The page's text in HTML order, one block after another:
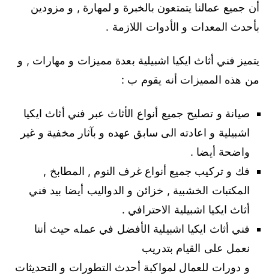
أن جميع عمالنا يتمتعون بالخبرة و لمهارة , و مزودين
بأحدث المعدات و الأدوات اللازمة .
يتميز فني أثاث ايكيا اشبيلية بعدة مميزات و مهارات , و
من هذه المميزات أنه يقوم ب :
صيانة و تصليح جميع أنواع الأثاث عبر فني أثاث ايكيا
اشبيلية و اعادته الى سابق عهده و بآثار مخفية و غير
واضحة أيضا .
فك و تركيب جميع أنواع غرف النوم , المطابخ ,
المكتبات الخشبية , خزائن و الدواليب أيضا بيد فني
أثاث ايكيا اشبيلية الاحترافي .
فني أثاث ايكيا اشبيلية الأفضل في عمله حيث أننا
نعمل على القيام بتدريب
و دورات للعمال لمواكبة أحدث التطورات و التحديثات